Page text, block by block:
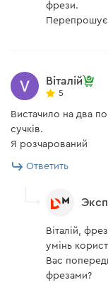
фрези.
Віталій
5
Вистачило на два
сучків.
Я розчарований
Ответить
Віталій,
умінь
Вас
фрезами?